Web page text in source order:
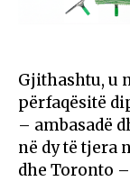
Gjithashtu, u
përfaqësitë
– ambasadë
në dy të tjera
dhe Toronto